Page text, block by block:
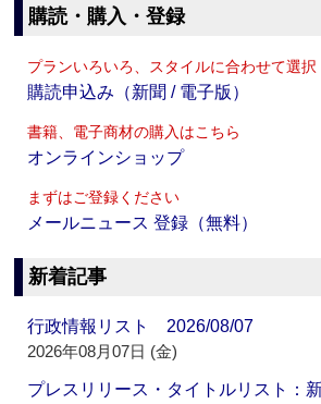
購読・購入・登録
プランいろいろ、スタイルに合わせて選択
購読申込み（新聞 / 電子版）
書籍、電子商材の購入はこちら
オンラインショップ
まずはご登録ください
メールニュース 登録（無料）
新着記事
行政情報リスト 2026/08/07
2026年08月07日 (金)
プレスリリース・タイトルリスト：